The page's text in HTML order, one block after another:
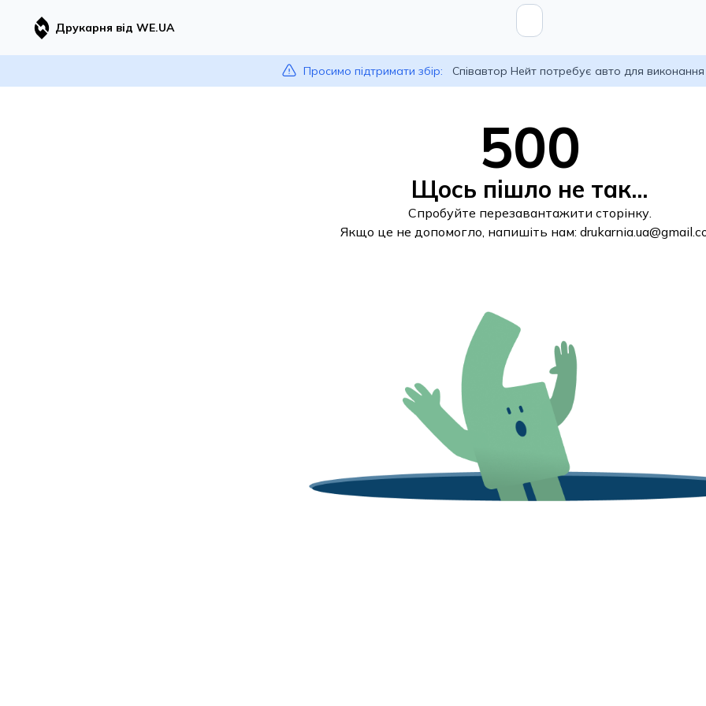
Друкарня від WE.UA
Просимо підтримати збір: Співавтор Нейт потребує авто для
500
Щось пішло не так...
Спробуйте перезавантажити сторінку.
Якщо це не допомогло, напишіть нам: